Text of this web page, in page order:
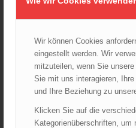
Wir können Cookies
eingestellt werden. Wir
mitzuteilen, wenn Sie
Sie mit uns interagieren,
und Ihre Beziehung zu
Klicken Sie auf die
Kategorienüberschriften, um